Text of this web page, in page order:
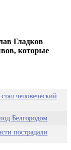
Гладков
которые
человеческий
Белгородом
пострадали